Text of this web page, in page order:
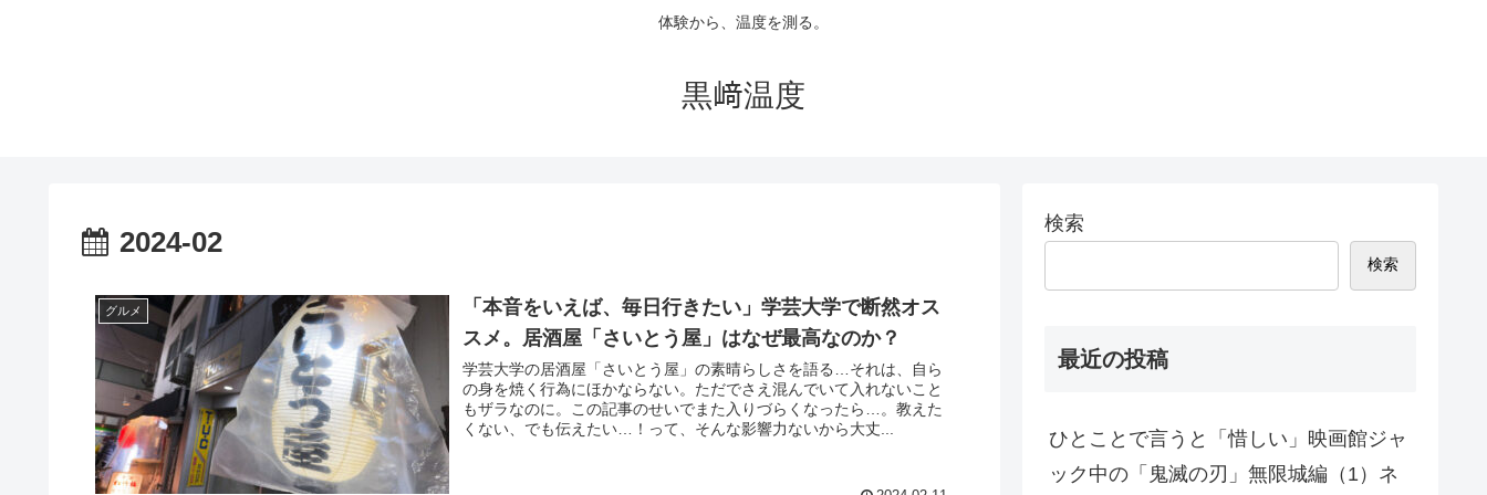
体験から、温度を測る。
黒﨑温度
2024-02
グルメ
「本音をいえば、毎日行きたい」学芸大学で断然オス
スメ。居酒屋「さいとう屋」はなぜ最高なのか？
学芸大学の居酒屋「さいとう屋」の素晴らしさを語る…それは、自ら
の身を焼く行為にほかならない。ただでさえ混んでいて入れないこと
もザラなのに。この記事のせいでまた入りづらくなったら…。教えた
くない、でも伝えたい…！って、そんな影響力ないから大丈...
検索
検索
最近の投稿
ひとことで言うと「惜しい」映画館ジャ
ック中の「鬼滅の刃」無限城編（1）ネ